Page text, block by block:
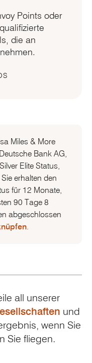
Points oder
die an
Miles & More
Bank AG,
Elite Status,
erhalten den
für 12 Monate,
90 Tage 8
abgeschlossen
.
all unserer
und
wenn Sie
Sie fliegen.